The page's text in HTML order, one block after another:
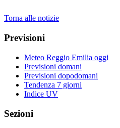
Torna alle notizie
Previsioni
Meteo Reggio Emilia oggi
Previsioni domani
Previsioni dopodomani
Tendenza 7 giorni
Indice UV
Sezioni